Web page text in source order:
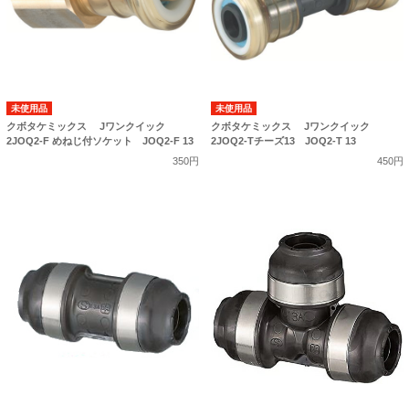
未使用品
クボタケミックス Jワンクイック
2JOQ2-F めねじ付ソケット JOQ2-F 13
350円
未使用品
クボタケミックス Jワンクイック
2JOQ2-Tチーズ13 JOQ2-T 13
450円